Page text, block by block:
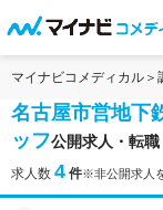
マイナビコメディカル
名古屋市営地下
ッフ公開求人・転
求人数 4 件※非公開求人